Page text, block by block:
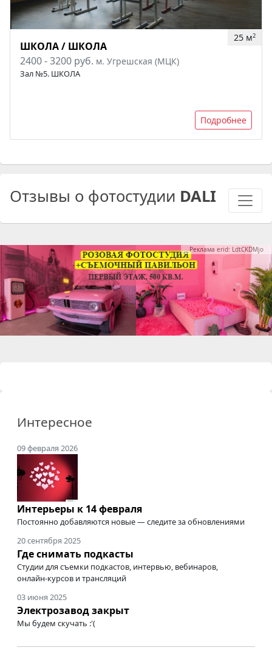
25 м2
ШКОЛА / ШКОЛА
2400 - 3200 руб. м. Угрешская (МЦК)
Зал №5. ШКОЛА
Подробнее
Отзывы о фотостудии DALI
Реклама erid: LdtCKDMjo
Интересное
09 февраля 2026
Интерьеры к 14 февраля
Постоянно добавляются новые — следите за обновлениями
20 сентября 2025
Где снимать подкасты
Студии для съемки подкастов, интервью, вебинаров,
онлайн-курсов и трансляций
03 июня 2025
Электрозавод закрыт
Мы будем скучать :'(